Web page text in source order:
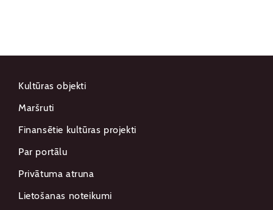
Kultūras objekti
Maršruti
Finansētie kultūras projekti
Par portālu
Privātuma atruna
Lietošanas noteikumi